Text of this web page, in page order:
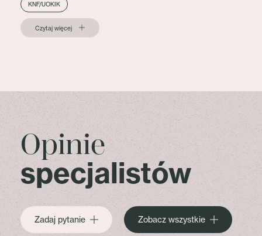
KNF/UOKIK
Czytaj więcej
Opinie
specjalistów
Zadaj pytanie Zobacz wszystkie